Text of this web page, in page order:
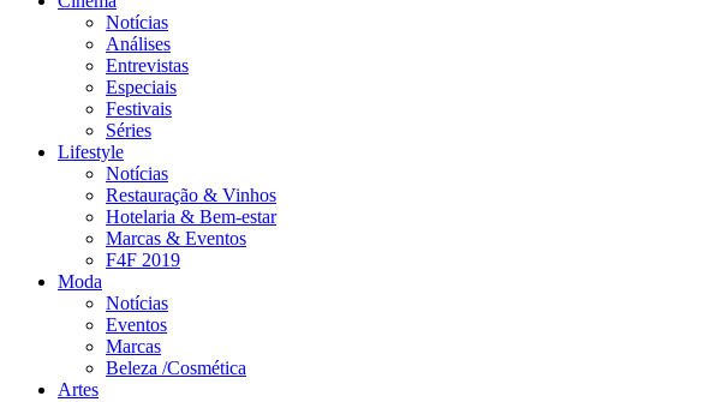
Notícias
Análises
Entrevistas
Especiais
Festivais
Séries
Lifestyle
Notícias
Restauração & Vinhos
Hotelaria & Bem-estar
Marcas & Eventos
F4F 2019
Moda
Notícias
Eventos
Marcas
Beleza /Cosmética
Artes